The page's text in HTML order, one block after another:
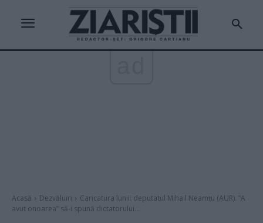
Acasă Dezvăluiri
Caricatura lunii: deputatul Mihail Neamțu (AUR). ”A
avut onoarea” să-i spună dictatorului...